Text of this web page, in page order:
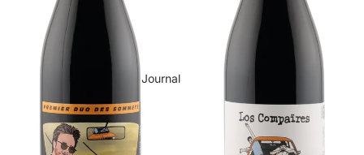
Journal